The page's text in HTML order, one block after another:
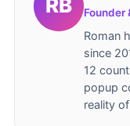
Founder
Roman
since
12
popup
reality